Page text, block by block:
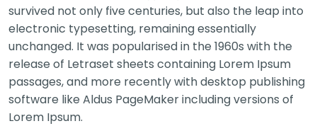
survived not only five centuries, but also the leap into
electronic typesetting, remaining essentially
unchanged. It was popularised in the 1960s with the
release of Letraset sheets containing Lorem Ipsum
passages, and more recently with desktop publishing
software like Aldus PageMaker including versions of
Lorem Ipsum.